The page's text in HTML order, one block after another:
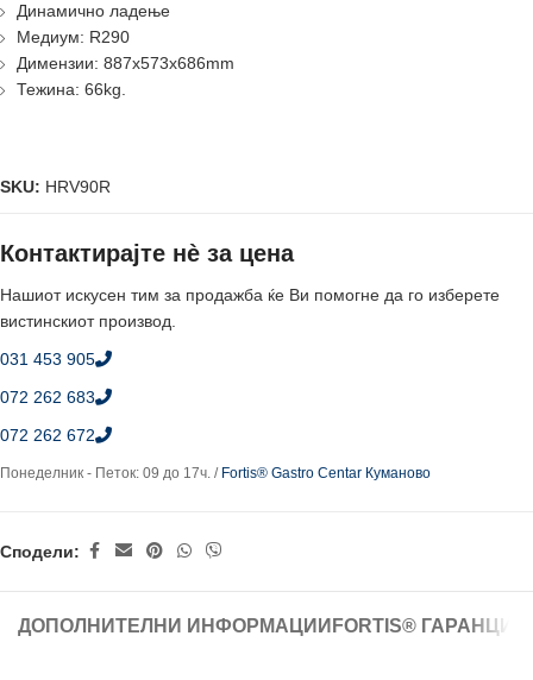
Динамично ладење
Медиум: R290
Димензии: 887x573x686mm
Тежина: 66kg.
SKU: HRV90R
Контактирајте нè за цена
Нашиот искусен тим за продажба ќе Ви помогне да го изберете
вистинскиот производ.
031 453 905
072 262 683
072 262 672
Понеделник - Петок: 09 до 17ч. / Fortis® Gastro Centar Куманово
Сподели:
ДОПОЛНИТЕЛНИ ИНФОРМАЦИИ FORTIS®